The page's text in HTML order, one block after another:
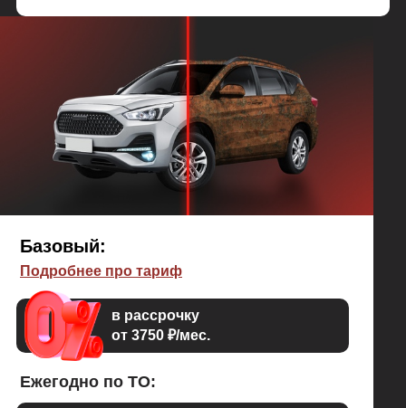
Ежегодно по ТО:
Подробнее про тариф
Базовый:
в рассрочку
от 3750 ₽/мес.